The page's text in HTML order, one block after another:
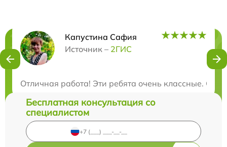
Капустина Сафия
Источник – 2ГИС
Отличная работа! Эти ребята очень классные.
Нужна консультация?
Бесплатная консультация со
специалистом